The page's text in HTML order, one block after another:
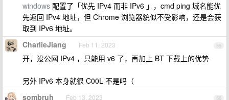
windows 配置了「优先 IPv4 而非 IPv6 」，cmd ping 域名能优
先返回 IPv4 地址，但 Chrome 浏览器貌似不受影响，还是会获
取到 IPv6 地址。
55
CharlieJiang Feb 11, 2023
开，没公网 IPv4 ，只能用 v6 了，再加上 BT 下载上的优势
另外 IPv6 本身就很 C00L 不是吗（
56
sombruh Feb 13, 2023